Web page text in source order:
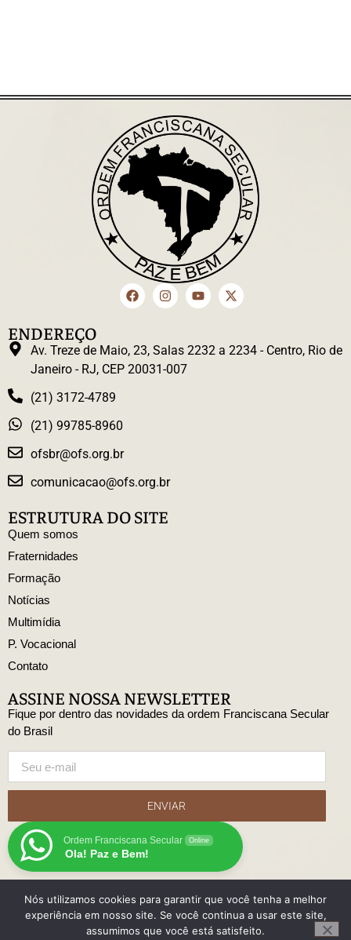
ENDEREÇO
Av. Treze de Maio, 23, Salas 2232 a 2234 - Centro, Rio de
Janeiro - RJ, CEP 20031-007
(21) 3172-4789
(21) 99785-8960
ofsbr@ofs.org.br
comunicacao@ofs.org.br
ESTRUTURA DO SITE
Quem somos
Fraternidades
Formação
Notícias
Multimídia
P. Vocacional
Contato
ASSINE NOSSA NEWSLETTER
Fique por dentro das novidades da ordem Franciscana Secular
do Brasil
ENVIAR
Ordem Franciscana Secular Online
Ola! Paz e Bem!
© Copyright Ordem Franciscana Secular do Brasil
Nós utilizamos cookies para garantir que você tenha a melhor
experiência em nosso site. Se você continua a usar este site,
assumimos que você está satisfeito.